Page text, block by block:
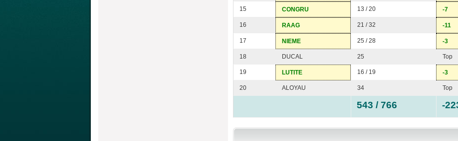
15 CONGRU 13 / 20 -7
16 RAAG 21 / 32 -11
17 NIEME 25 / 28 -3
18 DUCAL 25 Top
19 LUTITE 16 / 19 -3
20 ALOYAU 34 Top
543 / 766 -